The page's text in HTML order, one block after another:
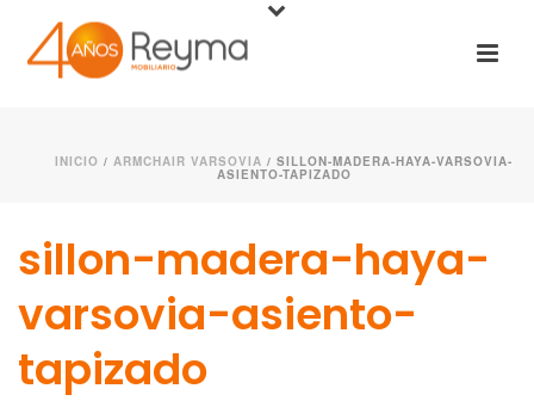
INICIO / ARMCHAIR VARSOVIA / SILLON-MADERA-HAYA-VARSOVIA-
ASIENTO-TAPIZADO
sillon-madera-haya-
varsovia-asiento-
tapizado